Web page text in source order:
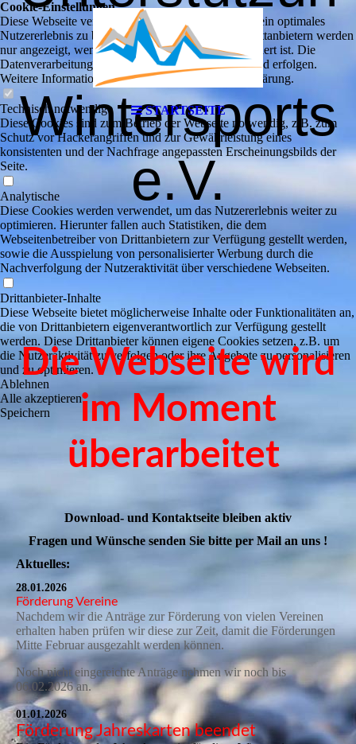
STARTSEITE
g des
Wintersports
e.V.
Die Webseite wird
im Moment
überarbeitet
Download- und Kontaktseite bleiben aktiv
Fragen und Wünsche senden Sie bitte per Mail an uns !
Aktuelles:
28.01.2026
Förderung Vereine
Nachdem wir die Anträge zur Förderung von vielen Vereinen
erhalten haben prüfen wir diese zur Zeit, damit die Förderungen
Mitte Februar ausgezahlt werden können.
Noch nicht eingereichte Anträge nehmen wir noch bis
06.02.2026 an.
01.01.2026
Förderung Jahreskarten beendet
Cookie-Einstellungen
Diese Webseite verwendet Cookies, um Besuchern ein optimales
Nutzererlebnis zu bieten. Bestimmte Inhalte von Drittanbietern werden
nur angezeigt, wenn die entsprechende Option aktiviert ist. Die
Datenverarbeitung kann dann auch in einem Drittland erfolgen.
Weitere Informationen hierzu in der Datenschutzerklärung.
Technisch notwendige
Diese Cookies sind zum Betrieb der Webseite notwendig, z.B. zum
Schutz vor Hackerangriffen und zur Gewährleistung eines
konsistenten und der Nachfrage angepassten Erscheinungsbilds der
Seite.
Analytische
Diese Cookies werden verwendet, um das Nutzererlebnis weiter zu
optimieren. Hierunter fallen auch Statistiken, die dem
Webseitenbetreiber von Drittanbietern zur Verfügung gestellt werden,
sowie die Ausspielung von personalisierter Werbung durch die
Nachverfolgung der Nutzeraktivität über verschiedene Webseiten.
Drittanbieter-Inhalte
Diese Webseite bietet möglicherweise Inhalte oder Funktionalitäten an,
die von Drittanbietern eigenverantwortlich zur Verfügung gestellt
werden. Diese Drittanbieter können eigene Cookies setzen, z.B. um
die Nutzeraktivität zu verfolgen oder ihre Angebote zu personalisieren
und zu optimieren.
Ablehnen
Alle akzeptieren
Speichern